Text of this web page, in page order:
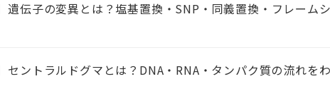
遺伝子の変異とは？塩基置換・SNP・同義置換・フレーム
セントラルドグマとは？DNA・RNA・タンパク質の流れを